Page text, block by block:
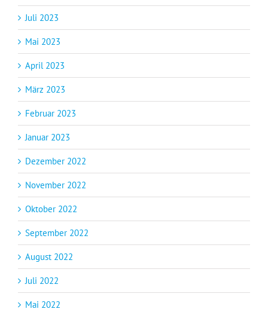
Juli 2023
Mai 2023
April 2023
März 2023
Februar 2023
Januar 2023
Dezember 2022
November 2022
Oktober 2022
September 2022
August 2022
Juli 2022
Mai 2022